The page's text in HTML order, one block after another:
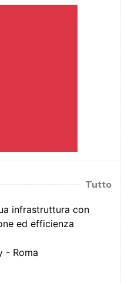
Tutto
infrastruttura con
ed efficienza
- Roma